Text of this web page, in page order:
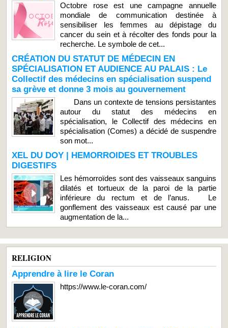
Octobre rose est une campagne annuelle
mondiale de communication destinée à
sensibiliser les femmes au dépistage du
cancer du sein et à récolter des fonds pour la
recherche. Le symbole de cet...
CRÉATION DU STATUT DE MÉDECIN EN
SPÉCIALISATION ET AUDIENCE AU PALAIS : Le
Collectif des médecins en spécialisation suspend
sa grève et donne 3 mois au gouvernement
Dans un contexte de tensions persistantes
autour du statut des médecins en
spécialisation, le Collectif des médecins en
spécialisation (Comes) a décidé de suspendre
son mot...
XEL DU DOY | HEMORROIDES ET TROUBLES
DIGESTIFS
Les hémorroïdes sont des vaisseaux sanguins
dilatés et tortueux de la paroi de la partie
inférieure du rectum et de l’anus. Le
gonflement des vaisseaux est causé par une
augmentation de la...
RELIGION
Apprendre à lire le Coran
https://www.le-coran.com/